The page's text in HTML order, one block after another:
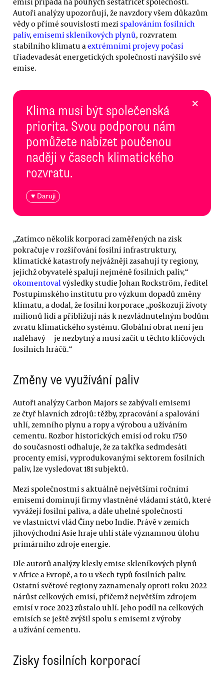
Autoři analýzy upozorňují, že navzdory všem důkazům
vědy o přímé souvislosti mezi spalováním fosilních
paliv, emisemi skleníkových plynů, rozvratem
stabilního klimatu a extrémními projevy počasí
třiadevadesát energetických společností navýšilo své
emise.
Klima musí být společenská
priorita. Svou podporou nám
pomůžete nabízet poučenou
naději v časech klimatického
rozvratu.
♥ Daruji
×
„Zatímco několik korporací zaměřených na zisk
pokračuje v rozšiřování fosilní infrastruktury,
klimatické katastrofy nejvážněji zasahují ty regiony,
jejichž obyvatelé spalují nejméně fosilních paliv,“
okomentoval výsledky studie Johan Rockström, ředitel
Postupimského institutu pro výzkum dopadů změny
klimatu, a dodal, že fosilní korporace „poškozují životy
milionů lidí a přibližují nás k nezvládnutelným bodům
zvratu klimatického systému. Globální obrat není jen
naléhavý — je nezbytný a musí začít u těchto klíčových
fosilních hráčů.“
Změny ve využívání paliv
Autoři analýzy Carbon Majors se zabývali emisemi
ze čtyř hlavních zdrojů: těžby, zpracování a spalování
uhlí, zemního plynu a ropy a výrobou a užíváním
cementu. Rozbor historických emisí od roku 1750
do současnosti odhaluje, že za takřka sedmdesáti
procenty emisí, vyprodukovanými sektorem fosilních
paliv, lze vysledovat 181 subjektů.
Mezi společnostmi s aktuálně největšími ročními
emisemi dominují firmy vlastněné vládami států, které
vyvážejí fosilní paliva, a dále uhelné společnosti
ve vlastnictví vlád Číny nebo Indie. Právě v zemích
jihovýchodní Asie hraje uhlí stále významnou úlohu
primárního zdroje energie.
Dle autorů analýzy klesly emise skleníkových plynů
v Africe a Evropě, a to u všech typů fosilních paliv.
Ostatní světové regiony zaznamenaly oproti roku 2022
nárůst celkových emisí, přičemž největším zdrojem
emisí v roce 2023 zůstalo uhlí. Jeho podíl na celkových
emisích se ještě zvýšil spolu s emisemi z výroby
a užívání cementu.
Zisky fosilních korporací